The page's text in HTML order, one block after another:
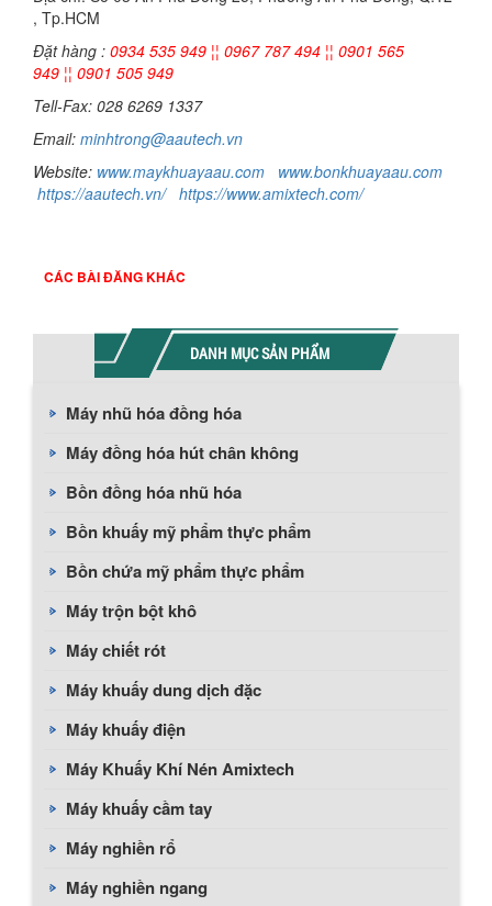
, Tp.HCM
Đặt hàng : 0934 535 949 ¦¦ 0967 787 494 ¦¦ 0901 565
949 ¦¦ 0901 505 949
Tell-Fax: 028 6269 1337
Email: minhtrong@aautech.vn
Website: www.maykhuayaau.com
www.bonkhuayaau.com
https://aautech.vn/ https://www.amixtech.com/
CÁC BÀI ĐĂNG KHÁC
DANH MỤC SẢN PHẨM
Máy nhũ hóa đồng hóa
Máy đồng hóa hút chân không
Bồn đồng hóa nhũ hóa
Bồn khuấy mỹ phẩm thực phẩm
Bồn chứa mỹ phẩm thực phẩm
Máy trộn bột khô
Máy chiết rót
Máy khuấy dung dịch đặc
Máy khuấy điện
Máy Khuấy Khí Nén Amixtech
Máy khuấy cầm tay
Máy nghiền rổ
Máy nghiền ngang